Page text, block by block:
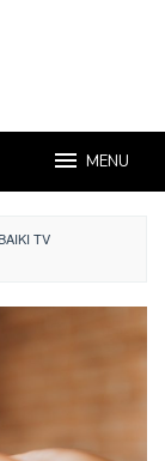
MENU
TV